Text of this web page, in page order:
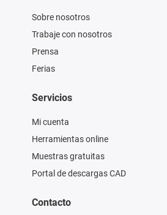
Sobre nosotros
Trabaje con nosotros
Prensa
Ferias
Servicios
Mi cuenta
Herramientas online
Muestras gratuitas
Portal de descargas CAD
Contacto